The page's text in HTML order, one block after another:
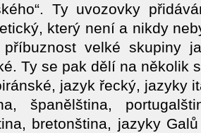
Ty uvozovky
který není a nikdy
velké skupiny
Ty se pak dělí na několik
jazyk řecký, jazyky
španělština,
bretonština, jazyky